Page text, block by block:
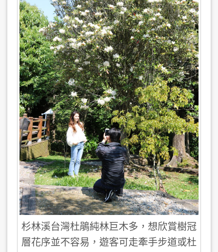
杉林溪台灣杜鵑純林巨木多，想欣賞樹冠
層花序並不容易，遊客可走牽手步道或杜